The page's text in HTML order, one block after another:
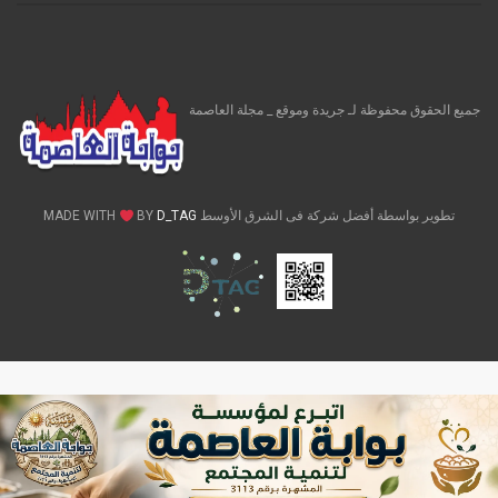
جميع الحقوق محفوظة لـ جريدة وموقع _ مجلة العاصمة
تطوير بواسطة أفضل شركة فى الشرق الأوسط MADE WITH BY D_TAG